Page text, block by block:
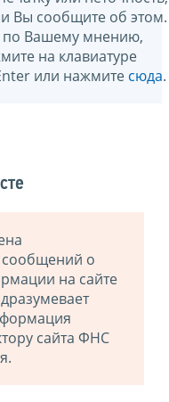
Вы сообщите об этом.
по Вашему мнению,
на клавиатуре
или нажмите сюда.
сообщений о
на сайте
сайта ФНС